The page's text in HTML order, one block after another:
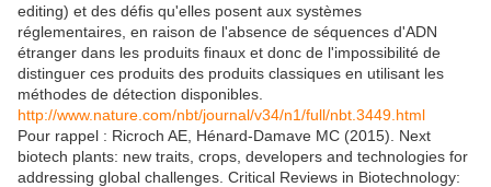
editing) et des défis qu'elles posent aux systèmes
réglementaires, en raison de l'absence de séquences d'ADN
étranger dans les produits finaux et donc de l'impossibilité de
distinguer ces produits des produits classiques en utilisant les
méthodes de détection disponibles.
http://www.nature.com/nbt/journal/v34/n1/full/nbt.3449.html
Pour rappel : Ricroch AE, Hénard-Damave MC (2015). Next
biotech plants: new traits, crops, developers and technologies for
addressing global challenges. Critical Reviews in Biotechnology: